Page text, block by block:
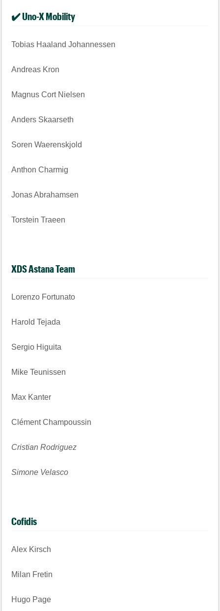
✔️ Uno-X Mobility
Tobias Haaland Johannessen
Andreas Kron
Magnus Cort Nielsen
Anders Skaarseth
Soren Waerenskjold
Anthon Charmig
Jonas Abrahamsen
Torstein Traeen
XDS Astana Team
Lorenzo Fortunato
Harold Tejada
Sergio Higuita
Mike Teunissen
Max Kanter
Clément Champoussin
Cristian Rodriguez
Simone Velasco
Cofidis
Alex Kirsch
Milan Fretin
Hugo Page